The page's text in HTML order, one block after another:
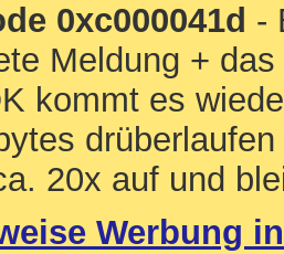
0xc000041d -
Meldung +
kommt es
20x auf und
Werbung